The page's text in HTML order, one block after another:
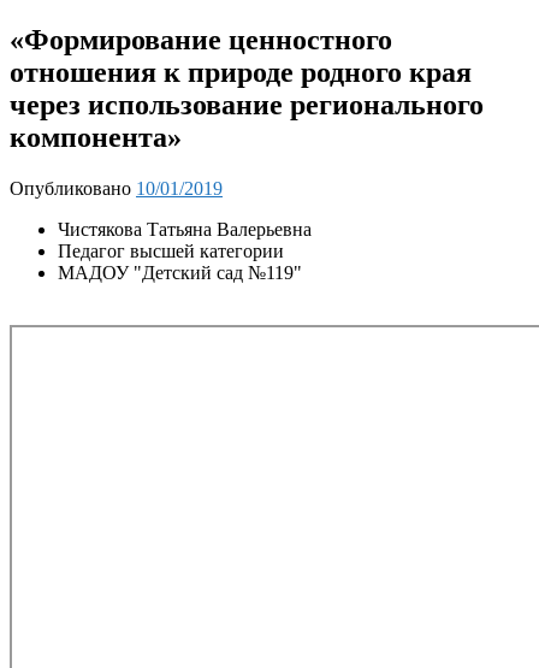
«Формирование ценностного
отношения к природе родного края
через использование регионального
компонента»
Опубликовано 10/01/2019
Чистякова Татьяна Валерьевна
Педагог высшей категории
МАДОУ "Детский сад №119"